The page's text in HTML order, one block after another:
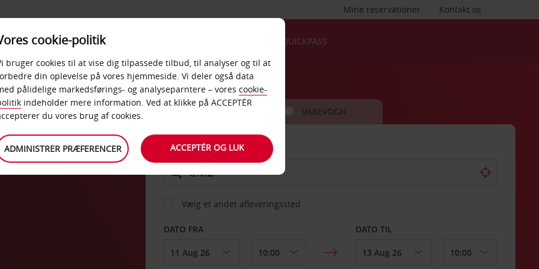
Kontakt os
Mine reservationer
PRODUKTER &
KONTORER
QUICKPASS
BIL VAREVOGN
AFHENT FRA
Vælg et andet afleveringssted
DATO FRA DATO TIL
cookie-politik
bruger cookies til at vise dig tilpassede tilbud, til analyser og til at
din oplevelse på vores hjemmeside. Vi deler også data
pålidelige markedsførings- og analyseparntere – vores cookie-
indeholder mere information. Ved at klikke på ACCEPTÉR
du vores brug af cookies.
ADMINISTRER PRÆFERENCER ACCEPTÉR OG LUK